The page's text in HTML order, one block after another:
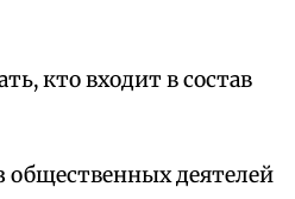
кто входит в состав
общественных деятелей